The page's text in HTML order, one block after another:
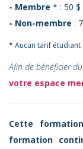
- Membre * : 50 $
- Non-membre :
* Aucun tarif étudiant
Afin de bénéficier du
votre espace
Cette
formation